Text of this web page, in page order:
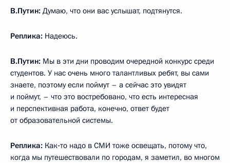
В.Путин: Думаю, что они вас услышат, подтянутся.
Реплика: Надеюсь.
В.Путин: Мы в эти дни проводим очередной конкурс среди
студентов. У нас очень много талантливых ребят, вы сами
знаете, поэтому если поймут – а сейчас это увидят
и поймут, – что это востребовано, что есть интересная
и перспективная работа, конечно, ответ будет
от образовательной системы.
Реплика: Как‑то надо в СМИ тоже освещать, потому что,
когда мы путешествовали по городам, я заметил, во многом